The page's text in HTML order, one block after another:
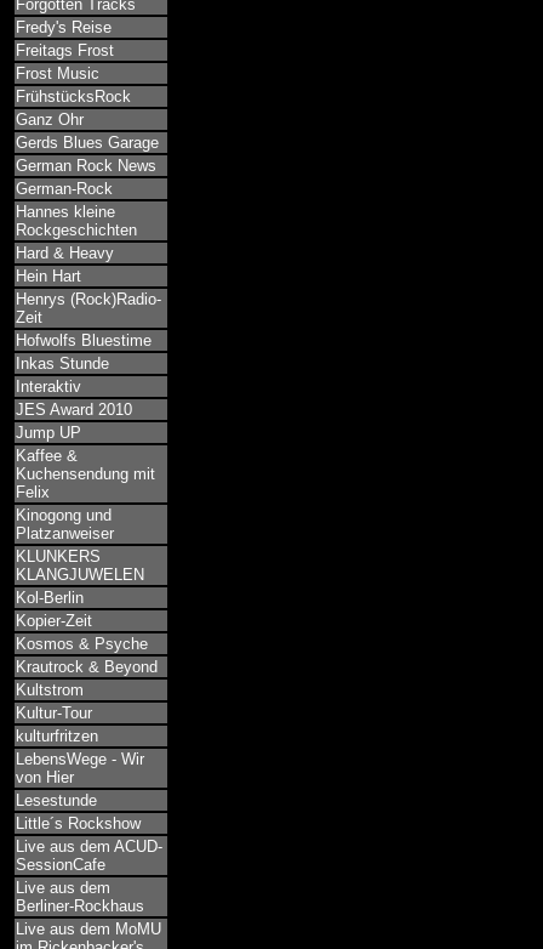
Forgotten Tracks
Fredy's Reise
Freitags Frost
Frost Music
FrühstücksRock
Ganz Ohr
Gerds Blues Garage
German Rock News
German-Rock
Hannes kleine
Rockgeschichten
Hard & Heavy
Hein Hart
Henrys (Rock)Radio-
Zeit
Hofwolfs Bluestime
Inkas Stunde
Interaktiv
JES Award 2010
Jump UP
Kaffee &
Kuchensendung mit
Felix
Kinogong und
Platzanweiser
KLUNKERS
KLANGJUWELEN
Kol-Berlin
Kopier-Zeit
Kosmos & Psyche
Krautrock & Beyond
Kultstrom
Kultur-Tour
kulturfritzen
LebensWege - Wir
von Hier
Lesestunde
Little´s Rockshow
Live aus dem ACUD-
SessionCafe
Live aus dem
Berliner-Rockhaus
Live aus dem MoMU